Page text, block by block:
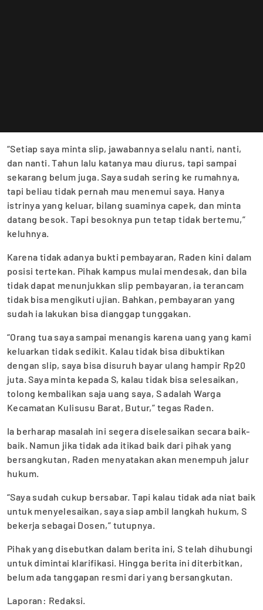
“Setiap saya minta slip, jawabannya selalu nanti, nanti,
dan nanti. Tahun lalu katanya mau diurus, tapi sampai
sekarang belum juga. Saya sudah sering ke rumahnya,
tapi beliau tidak pernah mau menemui saya. Hanya
istrinya yang keluar, bilang suaminya capek, dan minta
datang besok. Tapi besoknya pun tetap tidak bertemu,”
keluhnya.
Karena tidak adanya bukti pembayaran, Raden kini dalam
posisi tertekan. Pihak kampus mulai mendesak, dan bila
tidak dapat menunjukkan slip pembayaran, ia terancam
tidak bisa mengikuti ujian. Bahkan, pembayaran yang
sudah ia lakukan bisa dianggap tunggakan.
“Orang tua saya sampai menangis karena uang yang kami
keluarkan tidak sedikit. Kalau tidak bisa dibuktikan
dengan slip, saya bisa disuruh bayar ulang hampir Rp20
juta. Saya minta kepada S, kalau tidak bisa selesaikan,
tolong kembalikan saja uang saya, S adalah Warga
Kecamatan Kulisusu Barat, Butur,” tegas Raden.
Ia berharap masalah ini segera diselesaikan secara baik-
baik. Namun jika tidak ada itikad baik dari pihak yang
bersangkutan, Raden menyatakan akan menempuh jalur
hukum.
“Saya sudah cukup bersabar. Tapi kalau tidak ada niat baik
untuk menyelesaikan, saya siap ambil langkah hukum, S
bekerja sebagai Dosen,” tutupnya.
Pihak yang disebutkan dalam berita ini, S telah dihubungi
untuk dimintai klarifikasi. Hingga berita ini diterbitkan,
belum ada tanggapan resmi dari yang bersangkutan.
Laporan: Redaksi.